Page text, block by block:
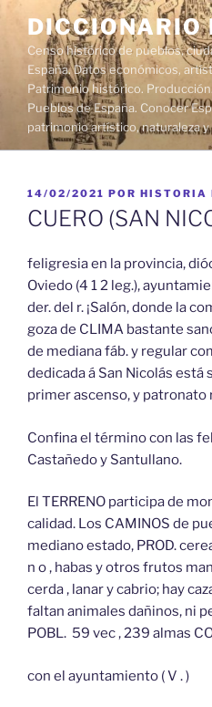
contenido
DICCIONARIO
Censo histórico de pueblos,
España. Datos económicos,
Patrimonio histórico.
Pueblos de España. Conocer
patrimonio artístico, naturaleza
PUBLICADO
EL
14/02/2021 POR HISTORIA
CUERO (SAN
feligresia en la provincia,
Oviedo (4 1 2 leg.),
der. del r. ¡Salón, donde la
goza de CLIMA bastante
de mediana fáb. y regular
dedicada á San Nicolás está
primer ascenso, y patronato
Confina el término con las
Castañedo y Santullano.
El TERRENO participa de
calidad. Los CAMINOS de
mediano estado, PROD.
n o , habas y otros frutos
cerda , lanar y cabrio; hay
faltan animales dañinos, ni
POBL. 59 vec , 239 almas
con el ayuntamiento ( V . )